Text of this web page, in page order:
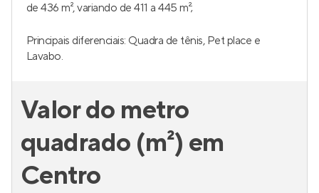
de 436 m², variando de 411 a 445 m²;
Principais diferenciais: Quadra de tênis, Pet place e
Lavabo.
Valor do metro
quadrado (m²) em
Centro